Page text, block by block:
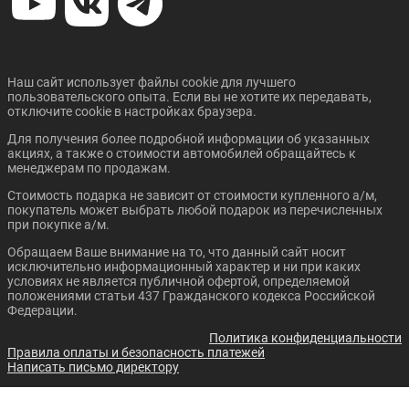
Цена от:
В кредит от:
40 487 ₽/мес.
Скоро в продаже
GEELY ICON
Цена от:
2 537 410 ₽
BAIC BJ40
Цена от:
Цена от:
16 358 ₽/мес.
29 449 ₽/мес.
Цена от:
2 313 410 ₽
В кредит от:
JAC T8 PRO
Цена от:
2 538 410 ₽
34 634 ₽/мес.
JAC T9 FOTON TUNLAND
Наш сайт использует файлы cookie для лучшего
пользовательского опыта. Если вы не хотите их передавать,
отключите cookie в настройках браузера.
Для получения более подробной информации об указанных
акциях, а также о стоимости автомобилей обращайтесь к
менеджерам по продажам.
Стоимость подарка не зависит от стоимости купленного а/м,
покупатель может выбрать любой подарок из перечисленных
при покупке а/м.
Обращаем Ваше внимание на то, что данный сайт носит
исключительно информационный характер и ни при каких
условиях не является публичной офертой, определяемой
положениями статьи 437 Гражданского кодекса Российской
Федерации.
Политика конфиденциальности
Правила оплаты и безопасность платежей
Написать письмо директору